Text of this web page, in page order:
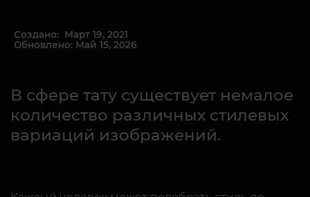
Создано: Март 19, 2021
Обновлено: Май 15, 2026
В сфере тату существует немалое
количество различных стилевых
вариаций изображений.